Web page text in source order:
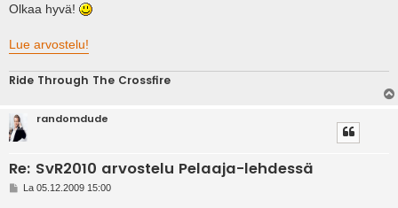
Olkaa hyvä!
Lue arvostelu!
Ride Through The Crossfire
randomdude
Re: SvR2010 arvostelu Pelaaja-lehdessä
VLa 05.12.2009 15:00